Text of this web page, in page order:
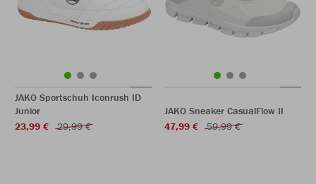
JAKO Sportschuh Iconrush ID
Junior
23,99 €
29,99 €
JAKO Sneaker CasualFlow II
47,99 €
59,99 €